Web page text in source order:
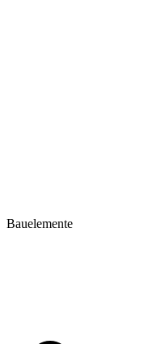
Bauelemente